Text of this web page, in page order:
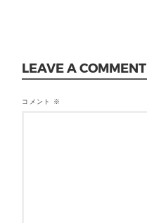
LEAVE A COMMENT
コメント ※